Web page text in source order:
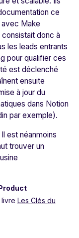
ce
Make
donc à
les leads entrants
pour qualifier ces
est déclenché
ensuite
à jour du
dans Notion
par exemple).
est néanmoins
trouver un
Les Clés du